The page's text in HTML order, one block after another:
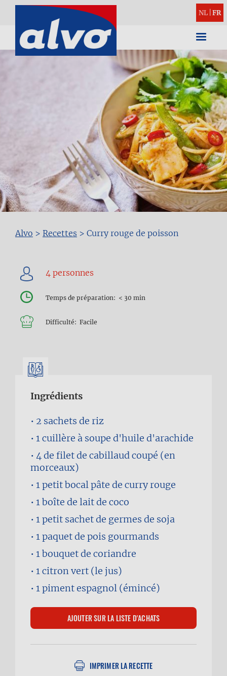
NL FR
Fil
d'Ariane
Alvo > Recettes > Curry rouge de poisson
Temps de préparation < 30 min
Difficulté Facile
Ingrédients
2 sachets de riz
1 cuillère à soupe d'huile d'arachide
4de filet de cabillaud coupé (en
morceaux)
1 petit bocalpâte de curry rouge
1 boîte de lait de coco
1 petit sachetde germes de soja
1 paquetde pois gourmands
1 bouquetde coriandre
1citron vert (le jus)
1piment espagnol (émincé)
IMPRIMER LA RECETTE